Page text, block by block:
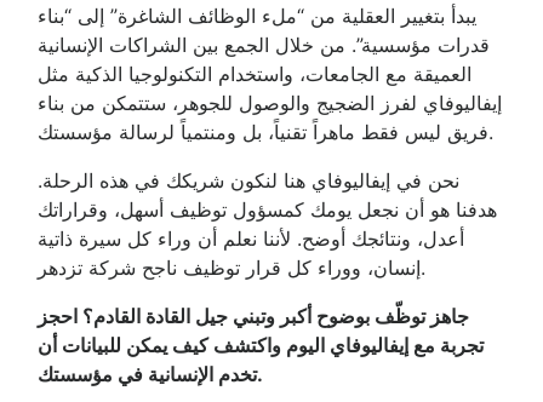
يبدأ بتغيير العقلية من “ملء الوظائف الشاغرة” إلى “بناء
قدرات مؤسسية”. من خلال الجمع بين الشراكات الإنسانية
العميقة مع الجامعات، واستخدام التكنولوجيا الذكية مثل
إيفاليوفاي لفرز الضجيج والوصول للجوهر، ستتمكن من بناء
فريق ليس فقط ماهراً تقنياً، بل ومنتمياً لرسالة مؤسستك.
نحن في إيفاليوفاي هنا لنكون شريكك في هذه الرحلة.
هدفنا هو أن نجعل يومك كمسؤول توظيف أسهل، وقراراتك
أعدل، ونتائجك أوضح. لأننا نعلم أن وراء كل سيرة ذاتية
إنسان، ووراء كل قرار توظيف ناجح شركة تزدهر.
جاهز توظّف بوضوح أكبر وتبني جيل القادة القادم؟ احجز
تجربة مع إيفاليوفاي اليوم واكتشف كيف يمكن للبيانات أن
تخدم الإنسانية في مؤسستك.